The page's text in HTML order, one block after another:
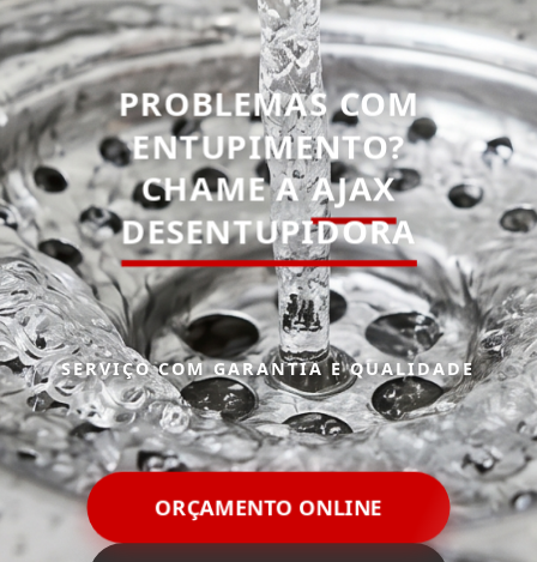
PROBLEMAS COM
ENTUPIMENTO?
CHAME AAJAX
DESENTUPIDORA
SERVIÇO COM GARANTIA E QUALIDADE
ORÇAMENTO ONLINE